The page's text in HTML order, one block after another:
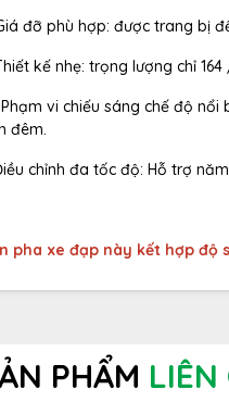
đỡ phù hợp: được trang bị
kế nhẹ: trọng lượng chỉ
Phạm vi chiếu sáng chế độ
đêm.
chỉnh đa tốc độ: Hỗ trợ
pha xe đạp này kết hợp độ
PHẨM LIÊN